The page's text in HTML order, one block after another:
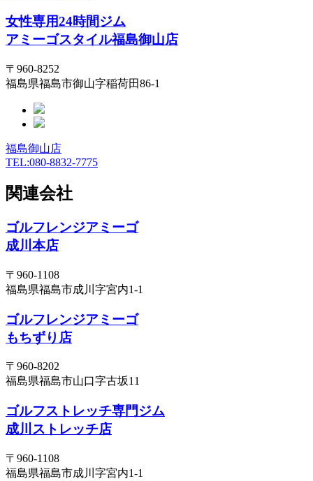
女性専用24時間ジム
アミーゴスタイル福島御山店
〒960-8252
福島県福島市御山字稲荷田86-1
福島御山店
TEL:080-8832-7775
関連会社
ゴルフレンジアミーゴ
成川本店
〒960-1108
福島県福島市成川字宮内1-1
ゴルフレンジアミーゴ
もちずり店
〒960-8202
福島県福島市山口字古坂11
ゴルフストレッチ専門ジム
成川ストレッチ店
〒960-1108
福島県福島市成川字宮内1-1